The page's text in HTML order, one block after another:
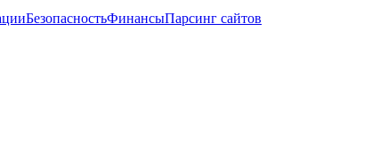
БезопасностьФинансыПарсинг сайтов